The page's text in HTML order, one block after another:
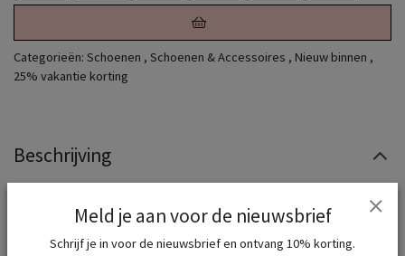
Categorieën: Schoenen , Schoenen & Accessoires , Nieuw binnen ,
25% vakantie korting
Beschrijving
nemen dan normaal
Hak hoogte ongeveer 7cm
Meld je aan voor de nieuwsbrief
Schrijf je in voor de nieuwsbrief en ontvang 10% korting.